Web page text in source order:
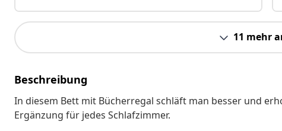
11 mehr
Beschreibung
In diesem Bett mit Bücherregal schläft man besser und
Ergänzung für jedes Schlafzimmer.